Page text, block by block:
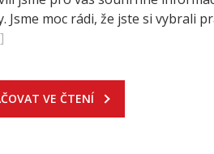
moc rádi, že jste si vybrali
VE ČTENÍ